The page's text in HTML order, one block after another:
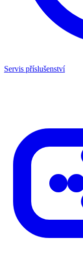
Servis příslušenství